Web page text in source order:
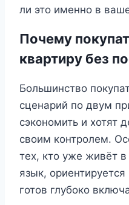
ли это именно в
Почему
квартиру без
Большинство
сценарий по двум
сэкономить и хотят
своим контролем.
тех, кто уже живёт
язык,
готов глубоко